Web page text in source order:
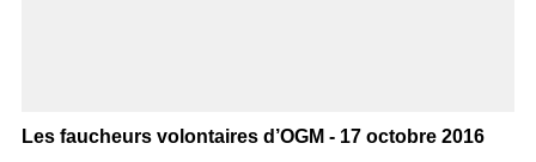
Les faucheurs volontaires d’OGM - 17 octobre 2016